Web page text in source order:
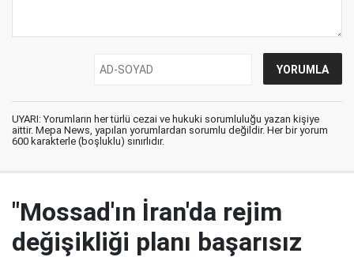
UYARI: Yorumların her türlü cezai ve hukuki sorumluluğu yazan kişiye
aittir. Mepa News, yapılan yorumlardan sorumlu değildir. Her bir yorum
600 karakterle (boşluklu) sınırlıdır.
"Mossad'ın İran'da rejim
değişikliği planı başarısız